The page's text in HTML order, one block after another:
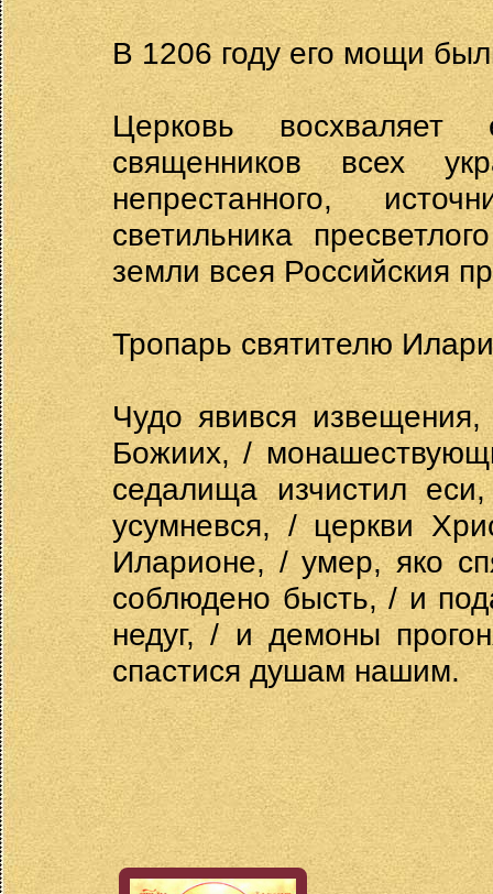
В 1206 году его мощи
Церковь
священников всех
непрестанного,
светильника
земли всея Российския
Тропарь святителю
Чудо явився
Божиих, /
седалища изчистил
усумневся, / церкви
Иларионе, / умер, яко
соблюдено бысть, / и
недуг, / и демоны
спастися душам нашим.